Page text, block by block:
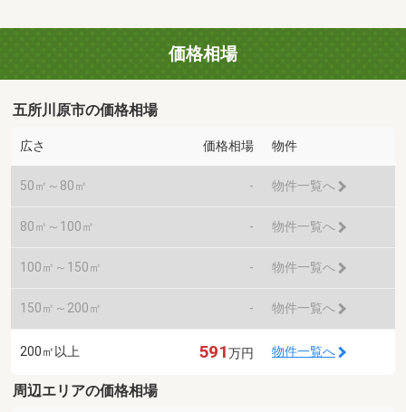
価格相場
五所川原市の価格相場
広さ 価格相場 物件
50㎡～80㎡ - 物件一覧へ
80㎡～100㎡ - 物件一覧へ
100㎡～150㎡ - 物件一覧へ
150㎡～200㎡ - 物件一覧へ
200㎡以上 591万円 物件一覧へ
周辺エリアの価格相場